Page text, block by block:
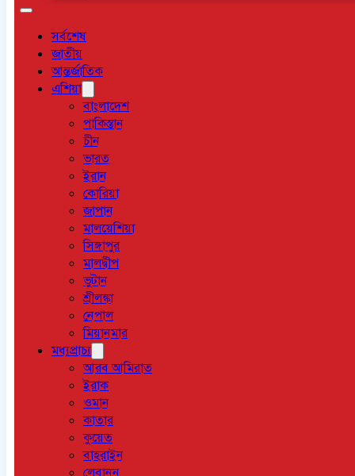
সর্বশেষ
জাতীয়
আন্তর্জাতিক
এশিয়া
বাংলাদেশ
পাকিস্তান
চীন
ভারত
ইরান
কোরিয়া
জাপান
মালয়েশিয়া
সিঙ্গাপুর
মালদ্বীপ
ভুটান
শ্রীলঙ্কা
নেপাল
মিয়ানমার
মধ্যপ্রাচ্য
আরব আমিরাত
ইরাক
ওমান
কাতার
কুয়েত
বাহরাইন
লেবানন